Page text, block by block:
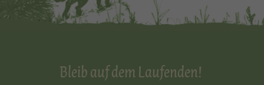
Bleib auf dem Laufenden!